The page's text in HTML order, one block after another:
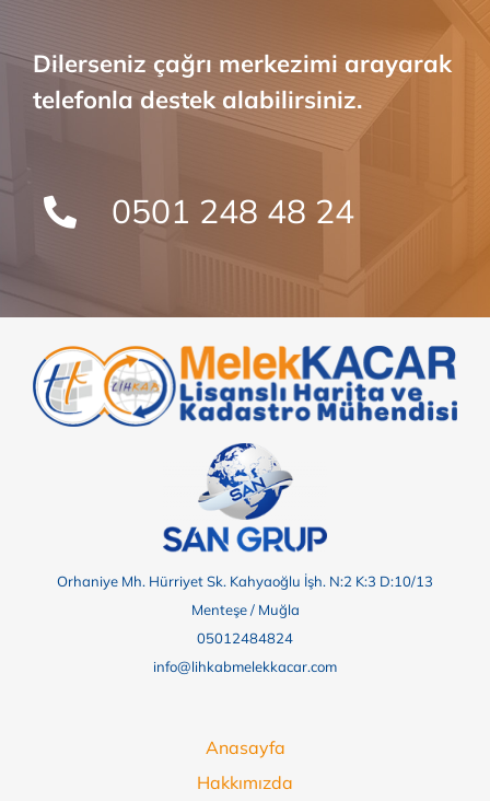
Dilerseniz çağrı merkezimi arayarak
telefonla destek alabilirsiniz.
0501 248 48 24
Orhaniye Mh. Hürriyet Sk. Kahyaoğlu İşh. N:2 K:3 D:10/13
Menteşe / Muğla
05012484824
info@lihkabmelekkacar.com
Anasayfa
Hakkımızda